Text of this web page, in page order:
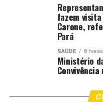
para elevar a umidade
Com a chegada da
ficam mais agradáveis
especialmente em São
Centro-Oeste
fazem
Carone,
Pará
SAÚDE 8
Ministério
Convivência